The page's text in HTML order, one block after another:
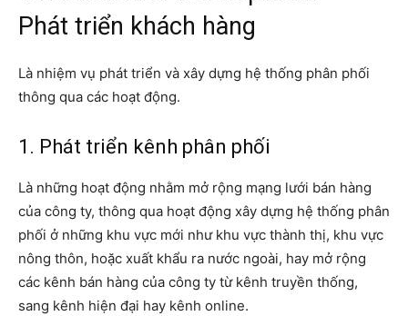
Phát triển khách hàng
Là nhiệm vụ phát triển và xây dựng hệ thống phân phối
thông qua các hoạt động.
1. Phát triển kênh phân phối
Là những hoạt động nhằm mở rộng mạng lưới bán hàng
của công ty, thông qua hoạt động xây dựng hệ thống phân
phối ở những khu vực mới như khu vực thành thị, khu vực
nông thôn, hoặc xuất khẩu ra nước ngoài, hay mở rộng
các kênh bán hàng của công ty từ kênh truyền thống,
sang kênh hiện đại hay kênh online.